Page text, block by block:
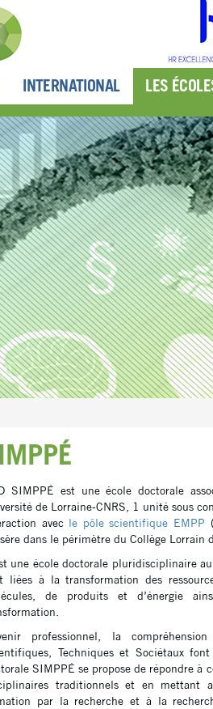
INTERNATIONAL LES
SIMPPÉ est une école doctorale
de Lorraine-CNRS, 1 unité sous
avec le pôle scientifique EMPP
dans le périmètre du Collège Lorrain
une école doctorale pluridisciplinaire
liées à la transformation des
de produits et d’énergie
professionnel, la
Techniques et Sociétaux
SIMPPÉ se propose de répondre à
traditionnels et en
par la recherche et à la